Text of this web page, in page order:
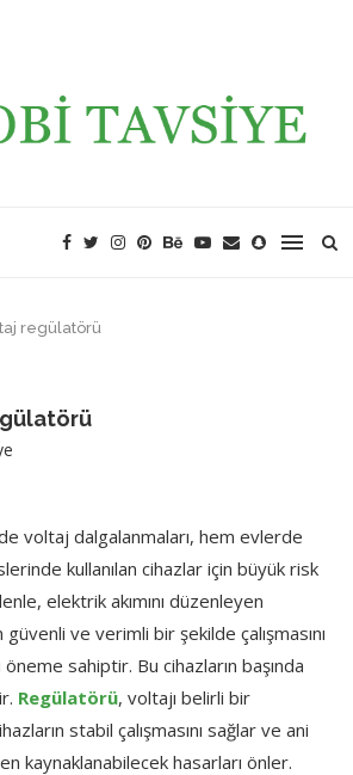
regülatörü
voltaj dalgalanmaları, hem evlerde
kullanılan cihazlar için büyük risk
elektrik akımını düzenleyen
ve verimli bir şekilde çalışmasını
sahiptir. Bu cihazların başında
Regülatörü, voltajı belirli bir
stabil çalışmasını sağlar ve ani
kaynaklanabilecek hasarları önler.